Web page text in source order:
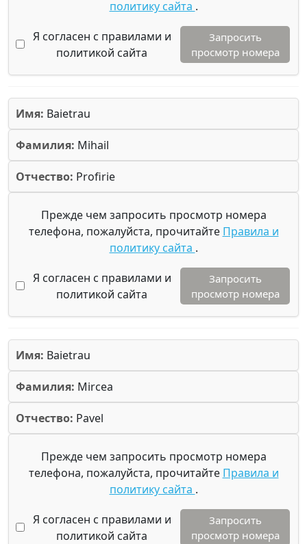
политику сайта .
Я согласен с правилами и
политикой сайта
Запросить
просмотр номера
Имя: Baietrau
Фамилия: Mihail
Отчество: Profirie
Прежде чем запросить просмотр номера
телефона, пожалуйста, прочитайте Правила и
политику сайта .
Я согласен с правилами и
политикой сайта
Запросить
просмотр номера
Имя: Baietrau
Фамилия: Mircea
Отчество: Pavel
Прежде чем запросить просмотр номера
телефона, пожалуйста, прочитайте Правила и
политику сайта .
Я согласен с правилами и
политикой сайта
Запросить
просмотр номера